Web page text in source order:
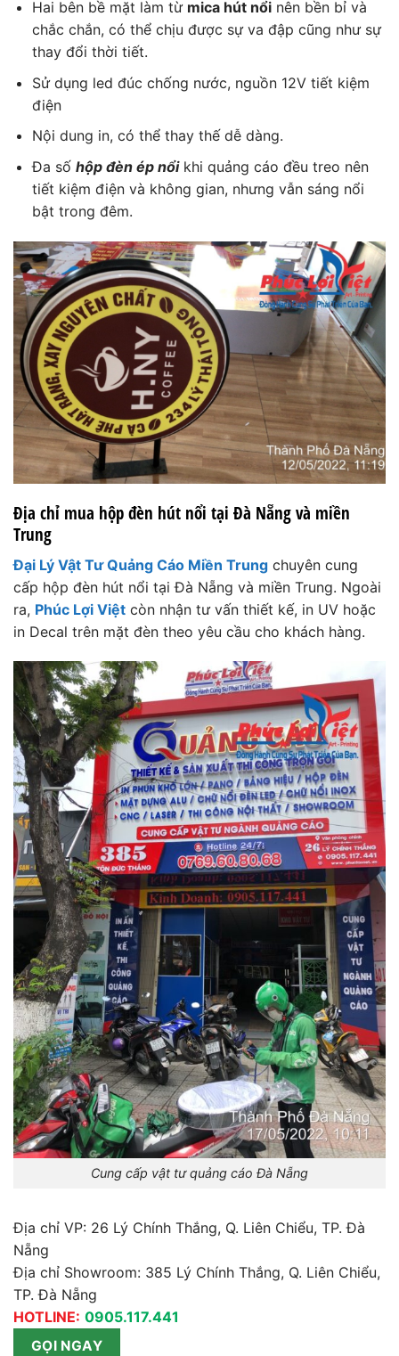
Hai bên bề mặt làm từ mica hút nổinên bền bỉ và
chắc chắn, có thể chịu được sự va đập cũng như sự
thay đổi thời tiết.
Sử dụng led đúc chống nước, nguồn 12V tiết kiệm
điện
Nội dung in, có thể thay thế dễ dàng.
Đa số hộp đèn ép nổikhi quảng cáo đều treo nên
tiết kiệm điện và không gian, nhưng vẫn sáng nổi
bật trong đêm.
Địa chỉ mua hộp đèn hút nổi tại Đà Nẵng và miền
Trung
Đại Lý Vật Tư Quảng Cáo Miền Trung chuyên cung
cấp hộp đèn hút nổi tại Đà Nẵng và miền Trung. Ngoài
ra, Phúc Lợi Việt còn nhận tư vấn thiết kế, in UV hoặc
in Decal trên mặt đèn theo yêu cầu cho khách hàng.
Cung cấp vật tư quảng cáo Đà Nẵng
Địa chỉ VP: 26 Lý Chính Thắng, Q. Liên Chiểu, TP. Đà
Nẵng
Địa chỉ Showroom: 385 Lý Chính Thắng, Q. Liên Chiểu,
TP. Đà Nẵng
HOTLINE: 0905.117.441
GỌI NGAY